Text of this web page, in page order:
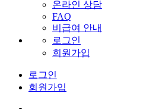
온라인 상담
FAQ
비급여 안내
로그인
회원가입
로그인
회원가입